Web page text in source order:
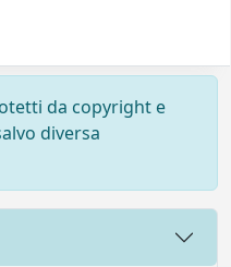
da copyright e
diversa